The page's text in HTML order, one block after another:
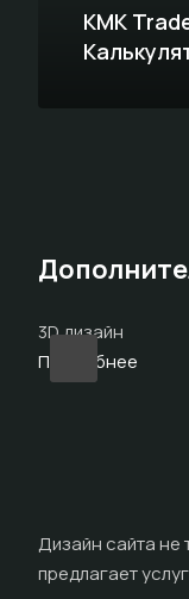
KMK
3D дизайн
Подробнее
Дизайн сайта не
предлагает